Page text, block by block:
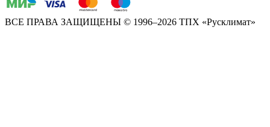
ВСЕ ПРАВА ЗАЩИЩЕНЫ © 1996–2026 ТПХ «Русклимат»